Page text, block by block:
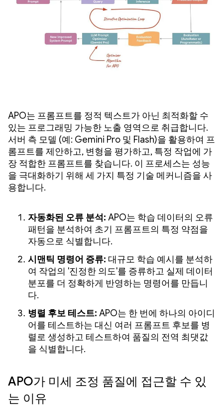
APO는 프롬프트를 정적 텍스트가 아닌 최적화할 수
있는 프로그래밍 가능한 노출 영역으로 취급합니다.
서버 측 모델 (예: Gemini Pro 및 Flash)을 활용하여 프
롬프트를 제안하고, 변형을 평가하고, 특정 작업에 가
장 적합한 프롬프트를 찾습니다. 이 프로세스는 성능
을 극대화하기 위해 세 가지 특정 기술 메커니즘을 사
용합니다.
자동화된 오류 분석: APO는 학습 데이터의 오류
패턴을 분석하여 초기 프롬프트의 특정 약점을
자동으로 식별합니다.
시맨틱 명령어 증류: 대규모 학습 예시를 분석하
여 작업의 '진정한 의도'를 증류하고 실제 데이터
분포를 더 정확하게 반영하는 명령어를 만듭니
다.
병렬 후보 테스트: APO는 한 번에 하나의 아이디
어를 테스트하는 대신 여러 프롬프트 후보를 병
렬로 생성하고 테스트하여 품질의 전역 최댓값
을 식별합니다.
APO가 미세 조정 품질에 접근할 수 있
는 이유